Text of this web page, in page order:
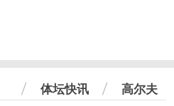
体坛快讯 高尔夫